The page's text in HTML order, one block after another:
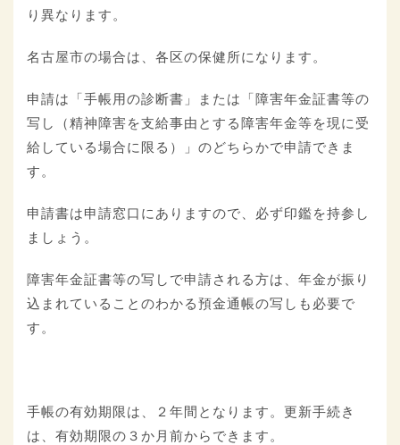
り異なります。
名古屋市の場合は、各区の保健所になります。
申請は「手帳用の診断書」または「障害年金証書等の
写し（精神障害を支給事由とする障害年金等を現に受
給している場合に限る）」のどちらかで申請できま
す。
申請書は申請窓口にありますので、必ず印鑑を持参し
ましょう。
障害年金証書等の写しで申請される方は、年金が振り
込まれていることのわかる預金通帳の写しも必要で
す。
手帳の有効期限は、２年間となります。更新手続き
は、有効期限の３か月前からできます。